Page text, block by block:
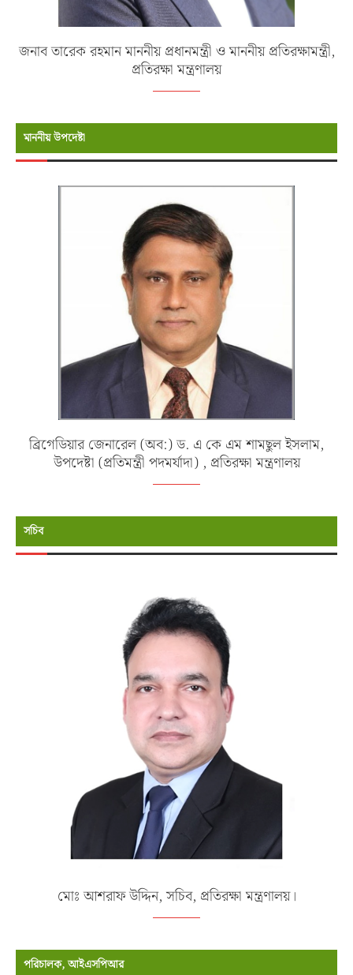
জনাব তারেক রহমান মাননীয় প্রধানমন্ত্রী ও মাননীয় প্রতিরক্ষামন্ত্রী,
প্রতিরক্ষা মন্ত্রণালয়
মাননীয় উপদেষ্টা
ব্রিগেডিয়ার জেনারেল (অব:) ড. এ কে এম শামছুল ইসলাম,
উপদেষ্টা (প্রতিমন্ত্রী পদমর্যাদা) , প্রতিরক্ষা মন্ত্রণালয়
সচিব
মোঃ আশরাফ উদ্দিন, সচিব, প্রতিরক্ষা মন্ত্রণালয়।
পরিচালক, আইএসপিআর